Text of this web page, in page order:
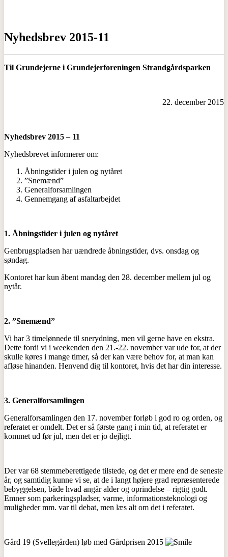
Nyhedsbrev 2015-11
Til Grundejerne i Grundejerforeningen Strandgårdsparken
22. december 2015
Nyhedsbrev 2015 – 11
Nyhedsbrevet informerer om:
Åbningstider i julen og nytåret
”Snemænd”
Generalforsamlingen
Gennemgang af asfaltarbejdet
1. Åbningstider i julen og nytåret
Genbrugspladsen har uændrede åbningstider, dvs. onsdag og
søndag.
Kontoret har kun åbent mandag den 28. december mellem jul og
nytår.
2. ”Snemænd”
Vi har 3 timelønnede til snerydning, men vil gerne have en ekstra.
Dette fordi vi i weekenden den 21.-22. november var ude for, at der
skulle køres i mange timer, så der kan være behov for, at man kan
afløse hinanden. Henvend dig til kontoret, hvis det har din interesse.
3. Generalforsamlingen
Generalforsamlingen den 17. november forløb i god ro og orden, og
referatet er omdelt. Det er så første gang i min tid, at referatet er
kommet ud før jul, men det er jo dejligt.
Der var 68 stemmeberettigede tilstede, og det er mere end de seneste
år, og samtidig kunne vi se, at de i langt højere grad repræsenterede
bebyggelsen, både hvad angår alder og oprindelse – rigtig godt.
Emner som parkeringspladser, varme, informationsteknologi og
muligheder mm. var til debat, men læs alt om det i referatet.
Gård 19 (Svellegården) løb med Gårdprisen 2015